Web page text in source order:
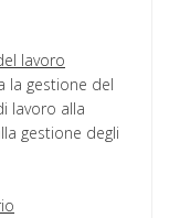
lavoro
la gestione del
lavoro alla
gestione degli